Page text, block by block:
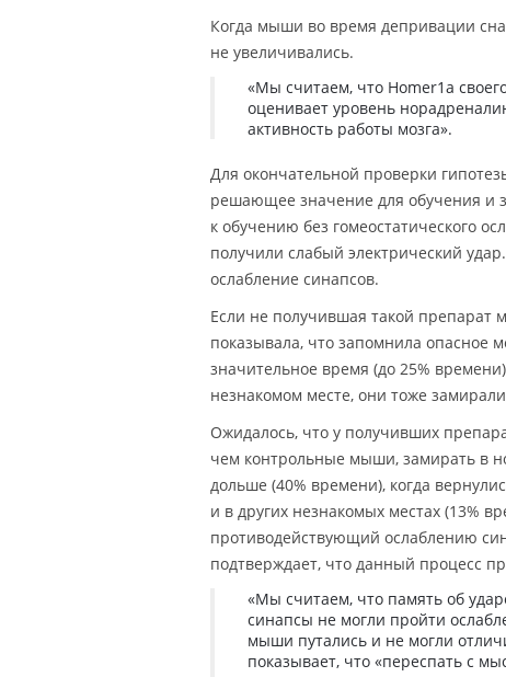
Когда мыши во время депривации
не увеличивались.
«Мы считаем, что Homer1a
оценивает уровень
активность работы мозга».
Для окончательной проверки
решающее значение для обучения и
к обучению без гомеостатического
получили слабый электрический
ослабление синапсов.
Если не получившая такой препарат
показывала, что запомнила опасное
значительное время (до 25%
незнакомом месте, они тоже
Ожидалось, что у получивших
чем контрольные мыши, замирать в
дольше (40% времени), когда
и в других незнакомых местах (13%
противодействующий ослаблению
подтверждает, что данный процесс
«Мы считаем, что память об
синапсы не могли пройти
мыши путались и не могли
показывает, что «переспать с